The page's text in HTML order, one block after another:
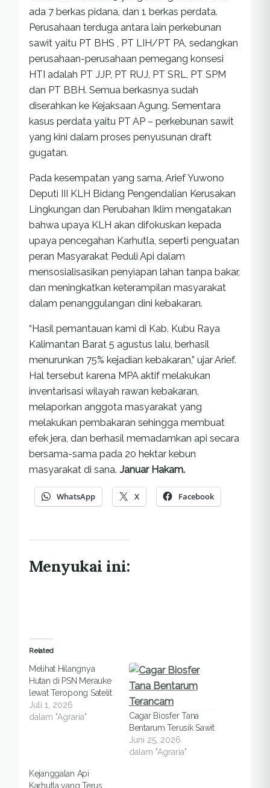
ada 7 berkas pidana, dan 1 berkas perdata.
Perusahaan terduga antara lain perkebunan
sawit yaitu PT BHS , PT LIH/PT PA, sedangkan
perusahaan-perusahaan pemegang konsesi
HTI adalah PT JJP, PT RUJ, PT SRL, PT SPM
dan PT BBH. Semua berkasnya sudah
diserahkan ke Kejaksaan Agung. Sementara
kasus perdata yaitu PT AP – perkebunan sawit
yang kini dalam proses penyusunan draft
gugatan.
Pada kesempatan yang sama, Arief Yuwono
Deputi III KLH Bidang Pengendalian Kerusakan
Lingkungan dan Perubahan Iklim mengatakan
bahwa upaya KLH akan difokuskan kepada
upaya pencegahan Karhutla, seperti penguatan
peran Masyarakat Peduli Api dalam
mensosialisasikan penyiapan lahan tanpa bakar,
dan meningkatkan keterampilan masyarakat
dalam penanggulangan dini kebakaran.
“Hasil pemantauan kami di Kab. Kubu Raya
Kalimantan Barat 5 agustus lalu, berhasil
menurunkan 75% kejadian kebakaran,” ujar Arief.
Hal tersebut karena MPA aktif melakukan
inventarisasi wilayah rawan kebakaran,
melaporkan anggota masyarakat yang
melakukan pembakaran sehingga membuat
efek jera, dan berhasil memadamkan api secara
bersama-sama pada 20 hektar kebun
masyarakat di sana. Januar Hakam.
WhatsApp X Facebook
Menyukai ini:
Related
Melihat Hilangnya
Hutan di PSN Merauke
lewat Teropong Satelit
Juli 1, 2026
dalam "Agraria"
Cagar Biosfer Tana
Bentarum Terusik Sawit
Juni 25, 2026
dalam "Agraria"
Kejanggalan Api
Karhutla yang Terus